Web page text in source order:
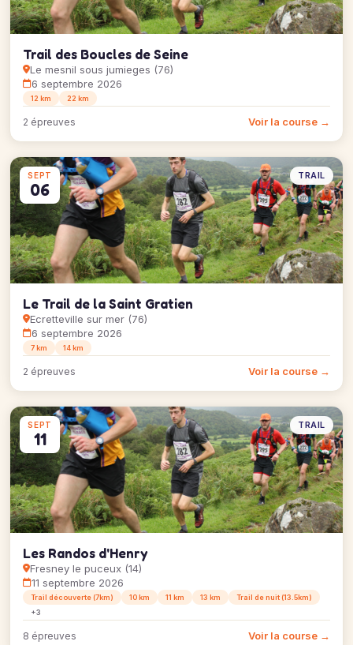
Trail des Boucles de Seine
Le mesnil sous jumieges (76)
6 septembre 2026
12 km 22 km
2 épreuves Voir la course →
SEPT
06
TRAIL
Le Trail de la Saint Gratien
Ecretteville sur mer (76)
6 septembre 2026
7 km 14 km
2 épreuves Voir la course →
SEPT
11
TRAIL
Les Randos d'Henry
Fresney le puceux (14)
11 septembre 2026
Trail découverte (7km) 10 km 11 km 13 km
Trail de nuit (13.5km)
+3
8 épreuves Voir la course →